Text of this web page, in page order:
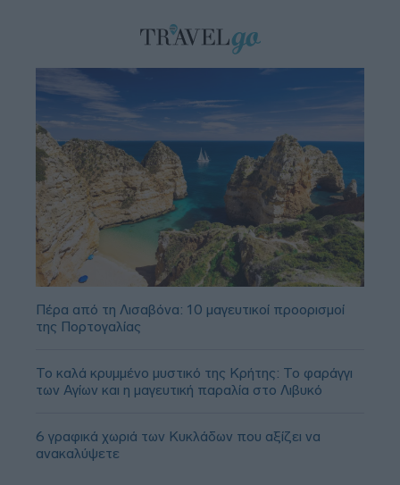
Πέρα από τη Λισαβόνα: 10 μαγευτικοί προορισμοί
της Πορτογαλίας
Το καλά κρυμμένο μυστικό της Κρήτης: Το φαράγγι
των Αγίων και η μαγευτική παραλία στο Λιβυκό
6 γραφικά χωριά των Κυκλάδων που αξίζει να
ανακαλύψετε